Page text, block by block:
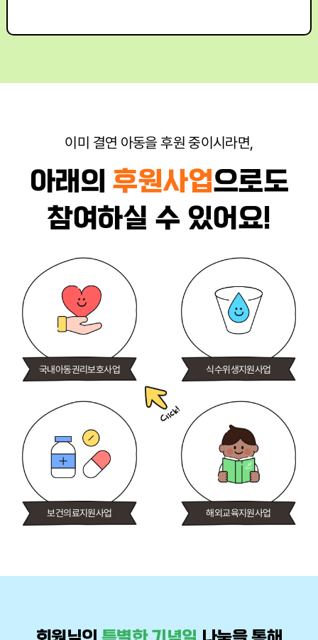
이미 결연 아동을 후원 중이시라면,
아래의 후원사업으로도
참여하실 수 있어요!
국내아동권리보호사업 식수위생지원사업
보건의료지원사업 해외교육지원사업